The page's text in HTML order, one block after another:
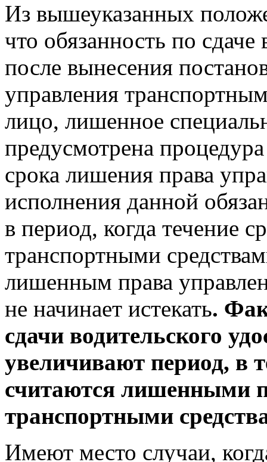
Из вышеуказанных
что обязанность по сдаче
после вынесения
управления
лицо, лишенное
предусмотрена
срока лишения права
исполнения данной
в период, когда течение
транспортными
лишенным права
не начинает истекать.
сдачи водительского
увеличивают период, в
считаются лишенными
транспортными
Имеют место случаи,